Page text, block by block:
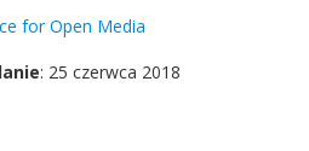
for Open Media
: 25 czerwca 2018